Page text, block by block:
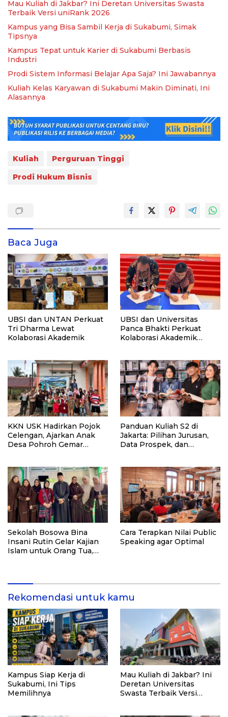
Mau Kuliah di Jakbar? Ini Deretan Universitas Swasta
Terbaik Versi uniRank 2026
Kampus yang Bisa Sambil Kerja di Sukabumi, Simak
Tipsnya
Kampus Tepat untuk Karier di Sukabumi Berbasis
Industri
Prodi Sistem Informasi Belajar Apa Saja? Ini Jawabannya
Kuliah Kelas Karyawan di Sukabumi Makin Diminati, Ini
Alasannya
Kuliah
Perguruan Tinggi
Prodi Hukum Bisnis
Baca Juga
UBSI dan UNTAN Perkuat
Tri Dharma Lewat
Kolaborasi Akademik
UBSI dan Universitas
Panca Bhakti Perkuat
Kolaborasi Akademik
KKN USK Hadirkan Pojok
Celengan, Ajarkan Anak
Desa Pohroh Gemar
Panduan Kuliah S2 di
Jakarta: Pilihan Jurusan,
Data Prospek, dan
Sekolah Bosowa Bina
Insani Rutin Gelar Kajian
Islam untuk Orang Tua,
Cara Terapkan Nilai Public
Speaking agar Optimal
Rekomendasi untuk kamu
Kampus Siap Kerja di
Sukabumi, Ini Tips
Memilihnya
Mau Kuliah di Jakbar? Ini
Deretan Universitas
Swasta Terbaik Versi